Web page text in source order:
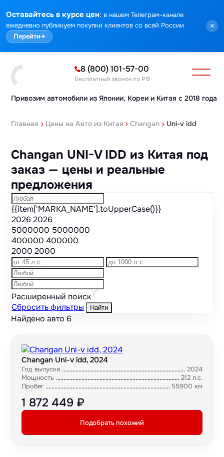
Оставайтесь в курсе цен: в нашем Телеграм-канале
ежедневно публикуем покупки клиентов со всей России
Перейти→
×
Привозим автомобили из Японии, Кореи и Китая с 2018 года
8 (800) 101-57-00
Бесплатный звонок по РФ
Главная Цены на Авто из Китая Changan Uni-v idd
Changan UNI-V IDD из Китая под
заказ — цены и реальные
предложения
{{item['MARKA_NAME'].toUpperCase()}}
20262026
5000000 5000000
400000400000
20002000
Расширенный поиск
Сбросить фильтры
Найти
Найдено авто 6
Changan Uni-v idd, 2024
Год выпуска
2024
Мощность
212 л.с.
Пробег
55900 км
1 872 449 ₽
Подобрать похожий